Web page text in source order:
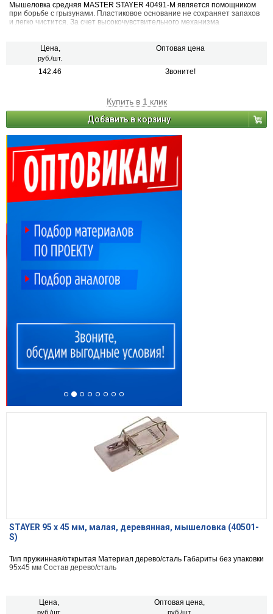
Мышеловка средняя MASTER STAYER 40491-M является помощником
при борьбе с грызунами. Пластиковое основание не сохраняет запахов
и легко чистится. За счет высокочувствительного механизма
Цена,
руб./шт.
Оптовая цена
142.46 Звоните!
Купить в 1 клик
Добавить в корзину
STAYER 95 х 45 мм, малая, деревянная, мышеловка (40501-
S)
Тип пружинная/открытая Материал дерево/сталь Габариты без упаковки
95х45 мм Состав дерево/сталь
Цена,
руб./шт.
Оптовая цена,
руб./шт.